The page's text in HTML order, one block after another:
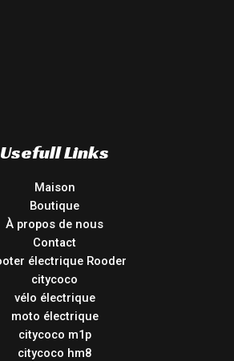
Usefull Links
Maison
Boutique
À propos de nous
Contact
électrique Rooder
citycoco
vélo électrique
moto électrique
citycoco m1p
citycoco hm8